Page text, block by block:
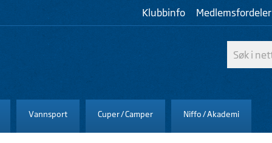
Klubbinfo Medlemsfordeler
Vannsport Cuper / Camper Niffo / Akademi